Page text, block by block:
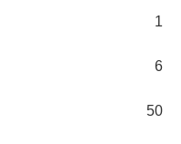
1
6
50